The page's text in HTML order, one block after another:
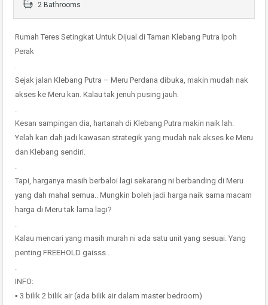
2 Bathrooms
Rumah Teres Setingkat Untuk Dijual di Taman Klebang Putra Ipoh
Perak
.
Sejak jalan Klebang Putra – Meru Perdana dibuka, makin mudah nak
akses ke Meru kan. Kalau tak jenuh pusing jauh.
.
Kesan sampingan dia, hartanah di Klebang Putra makin naik lah.
Yelah kan dah jadi kawasan strategik yang mudah nak akses ke Meru
dan Klebang sendiri.
.
Tapi, harganya masih berbaloi lagi sekarang ni berbanding di Meru
yang dah mahal semua.. Mungkin boleh jadi harga naik sama macam
harga di Meru tak lama lagi?
.
Kalau mencari yang masih murah ni ada satu unit yang sesuai. Yang
penting FREEHOLD gaisss..
.
INFO:
▪️ 3 bilik 2 bilik air (ada bilik air dalam master bedroom)